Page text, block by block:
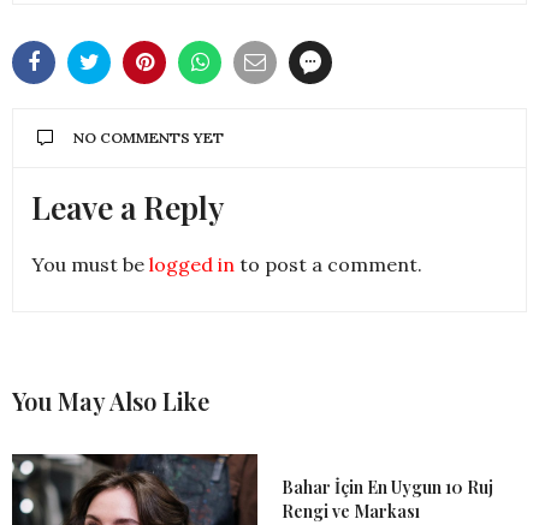
NO COMMENTS YET
Leave a Reply
You must be logged in to post a comment.
You May Also Like
Bahar İçin En Uygun 10 Ruj
Rengi ve Markası